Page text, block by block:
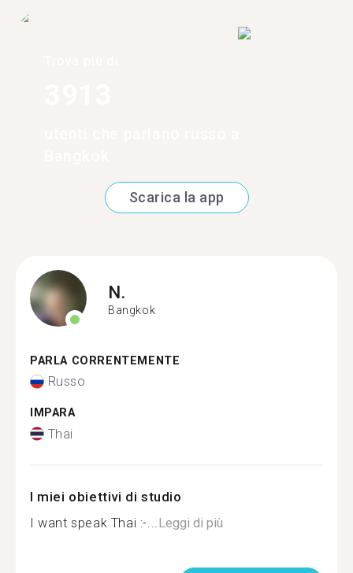
Scarica la app
N.
Bangkok
PARLA CORRENTEMENTE
Russo
IMPARA
Thai
I miei obiettivi di studio
I want speak Thai :-... Leggi di più